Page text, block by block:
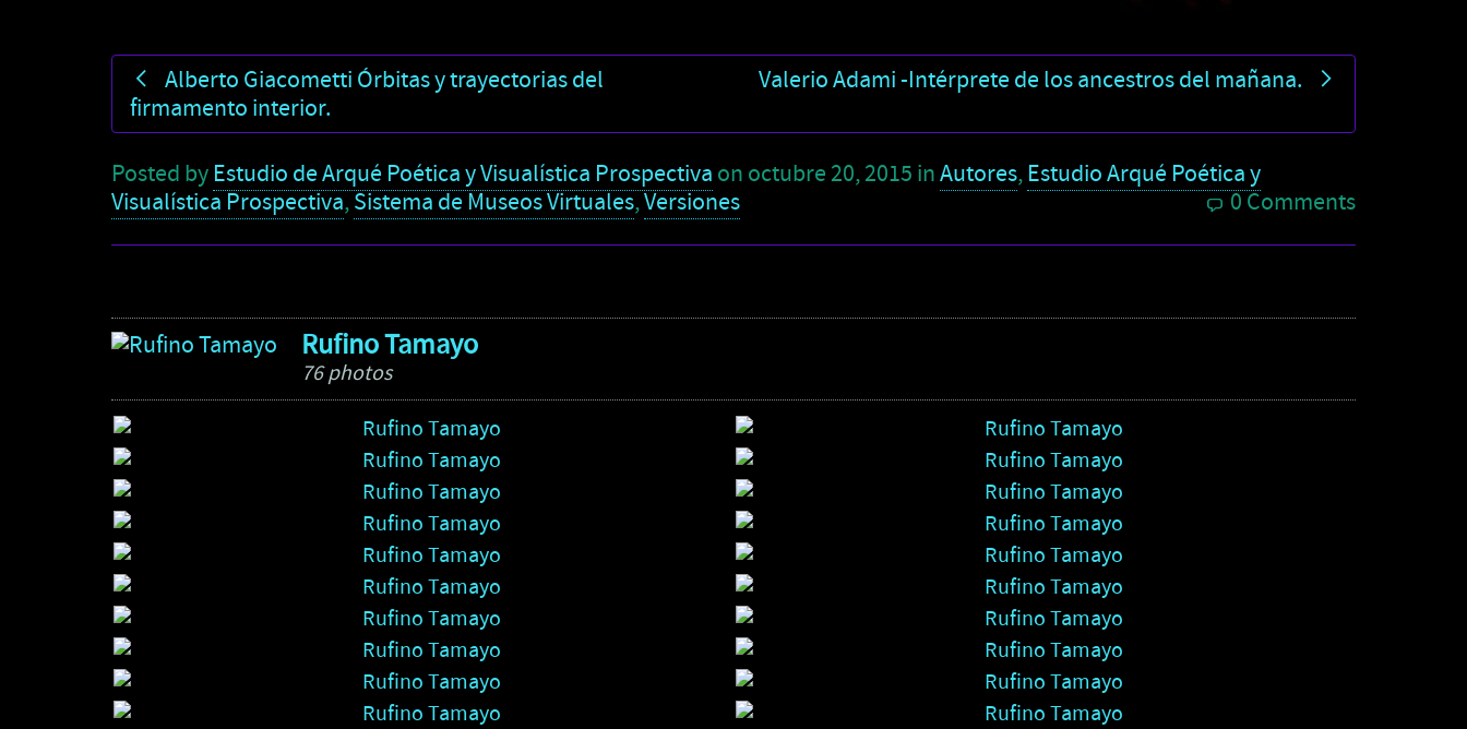
Alberto Giacometti Órbitas y trayectorias del
firmamento interior.
Valerio Adami -Intérprete de los ancestros del mañana.
Posted by Estudio de Arqué Poética y Visualística Prospectiva on octubre 20, 2015 inAutores, Estudio Arqué Poética y
Visualística Prospectiva,Sistema de Museos Virtuales,Versiones 0 Comments
Rufino Tamayo
76 photos